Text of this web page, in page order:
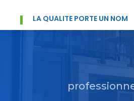
LA QUALITÉ PORTE UN NOM